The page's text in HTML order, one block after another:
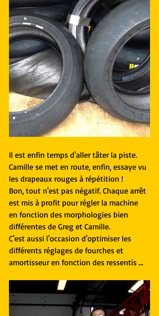
Il est enfin temps d'aller tâter la piste.
Camille se met en route, enfin, essaye vu
les drapeaux rouges à répétition !
Bon, tout n'est pas négatif. Chaque arrêt
est mis à profit pour régler la machine
en fonction des morphologies bien
différentes de Greg et Camille.
C'est aussi l'occasion d'optimiser les
différents réglages de fourches et
amortisseur en fonction des ressentis …